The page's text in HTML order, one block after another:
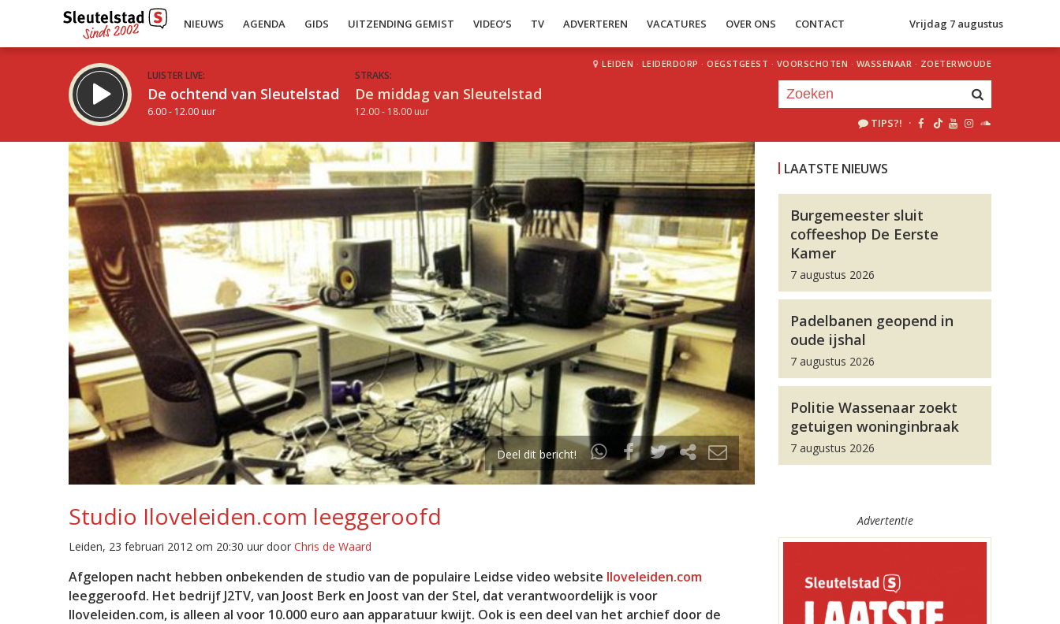
NIEUWS AGENDA GIDS UITZENDING GEMIST VIDEO’S TV ADVERTEREN VACATURES OVER ONS CONTACT Vrijdag 7 augustus
LUISTER LIVE:
De ochtend van Sleutelstad
6.00 - 12.00 uur
STRAKS:
De middag van Sleutelstad
12.00 - 18.00 uur
LEIDEN · LEIDERDORP · OEGSTGEEST · VOORSCHOTEN · WASSENAAR · ZOETERWOUDE
TIPS?! ·
Inklappen
Deel dit bericht!
Studio Iloveleiden.com leeggeroofd
Leiden, 23 februari 2012 om 20:30 uur door Chris de Waard
Afgelopen nacht hebben onbekenden de studio van de populaire Leidse video website Iloveleiden.com
leeggeroofd. Het bedrijf J2TV, van Joost Berk en Joost van der Stel, dat verantwoordelijk is voor
Iloveleiden.com, is alleen al voor 10.000 euro aan apparatuur kwijt. Ook is een deel van het archief door de
LAATSTE NIEUWS
Burgemeester sluit
coffeeshop De Eerste
Kamer
7 augustus 2026
Padelbanen geopend in
oude ijshal
7 augustus 2026
Politie Wassenaar zoekt
getuigen woninginbraak
7 augustus 2026
Advertentie